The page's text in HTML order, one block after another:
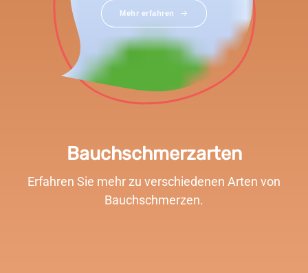
Mehr erfahren
Bauchschmerzarten
Erfahren Sie mehr zu verschiedenen Arten von
Bauchschmerzen.